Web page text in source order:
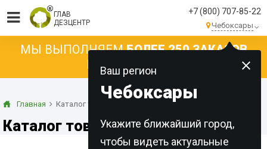
ГЛАВ
ДЕЗЦЕНТР
+7 (800) 707-85-22
Чебоксары
Ваш регион
Чебоксары
Укажите ближайший город,
чтобы видеть актуальные
МЫ ВЫПОЛНЯЕМБОЛЕЕ 250 ЗАКАЗОВ
КАЖДЫЙ ДЕНЬ!
Главная Каталог товаров
Каталог товаров